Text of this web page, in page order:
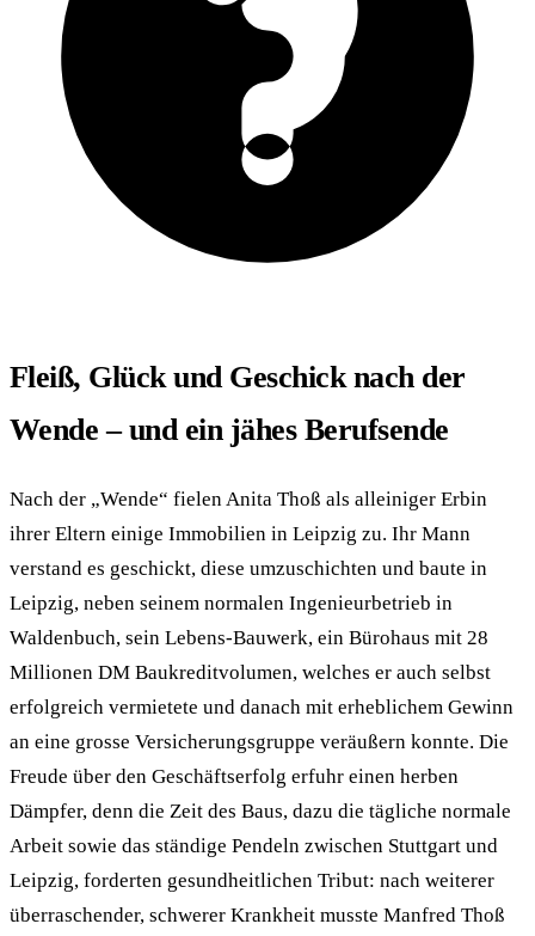
Fleiß, Glück und Geschick nach der
Wende – und ein jähes Berufsende
Nach der „Wende“ fielen Anita Thoß als alleiniger Erbin
ihrer Eltern einige Immobilien in Leipzig zu. Ihr Mann
verstand es geschickt, diese umzuschichten und baute in
Leipzig, neben seinem normalen Ingenieurbetrieb in
Waldenbuch, sein Lebens-Bauwerk, ein Bürohaus mit 28
Millionen DM Baukreditvolumen, welches er auch selbst
erfolgreich vermietete und danach mit erheblichem Gewinn
an eine grosse Versicherungsgruppe veräußern konnte. Die
Freude über den Geschäftserfolg erfuhr einen herben
Dämpfer, denn die Zeit des Baus, dazu die tägliche normale
Arbeit sowie das ständige Pendeln zwischen Stuttgart und
Leipzig, forderten gesundheitlichen Tribut: nach weiterer
überraschender, schwerer Krankheit musste Manfred Thoß